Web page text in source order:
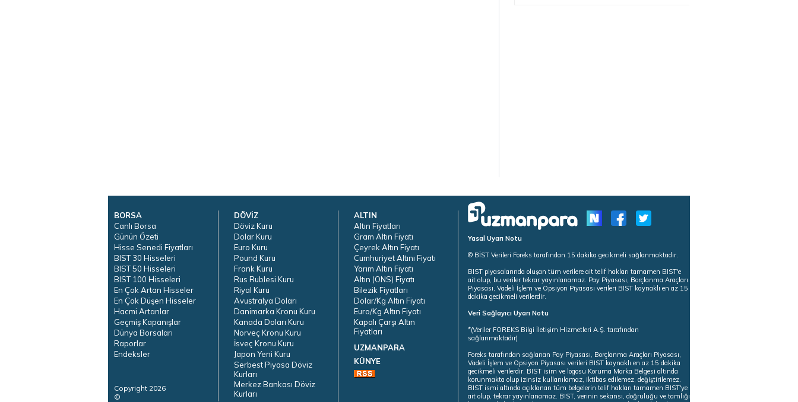
BORSA
Canlı Borsa
Günün Özeti
Hisse Senedi Fiyatları
BIST 30 Hisseleri
BIST 50 Hisseleri
BIST 100 Hisseleri
En Çok Artan Hisseler
En Çok Düşen Hisseler
Hacmi Artanlar
Geçmiş Kapanışlar
Dünya Borsaları
Raporlar
Endeksler
Copyright 2026
©
DÖVİZ
Döviz Kuru
Dolar Kuru
Euro Kuru
Pound Kuru
Frank Kuru
Rus Rublesi Kuru
Riyal Kuru
Avustralya Doları
Danimarka Kronu Kuru
Kanada Doları Kuru
Norveç Kronu Kuru
İsveç Kronu Kuru
Japon Yeni Kuru
Serbest Piyasa Döviz
Kurları
Merkez Bankası Döviz
Kurları
ALTIN
Altın Fiyatları
Gram Altın Fiyatı
Çeyrek Altın Fiyatı
Cumhuriyet Altını Fiyatı
Yarım Altın Fiyatı
Altın (ONS) Fiyatı
Bilezik Fiyatları
Dolar/Kg Altın Fiyatı
Euro/Kg Altın Fiyatı
Kapalı Çarşı Altın
Fiyatları
UZMANPARA
KÜNYE
Yasal Uyarı Notu
© BİST Verileri Foreks tarafından 15 dakika gecikmeli sağlanmaktadır.
BIST piyasalarında oluşan tüm verilere ait telif hakları tamamen BIST'e
ait olup, bu veriler tekrar yayınlanamaz. Pay Piyasası, Borçlanma Araçları
Piyasası, Vadeli İşlem ve Opsiyon Piyasası verileri BIST kaynaklı en az 15
dakika gecikmeli verilerdir.
Veri Sağlayıcı Uyarı Notu
*(Veriler FOREKS Bilgi İletişim Hizmetleri A.Ş. tarafından
sağlanmaktadır)
Foreks tarafından sağlanan Pay Piyasası, Borçlanma Araçları Piyasası,
Vadeli İşlem ve Opsiyon Piyasası verileri BIST kaynaklı en az 15 dakika
gecikmeli verilerdir. BIST isim ve logosu Koruma Marka Belgesi altında
korunmakta olup izinsiz kullanılamaz, iktibas edilemez, değiştirilemez.
BIST ismi altında açıklanan tüm belgelerin telif hakları tamamen BIST'ye
ait olup, tekrar yayınlanamaz. BIST, verinin sekansı, doğruluğu ve tamlığı